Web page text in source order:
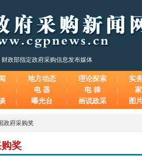
政部指定政府采购信息发布媒体
地方动态 理论探索
实
电 器 电 梯
曝光台 画说政采 图
政府采购奖
奖